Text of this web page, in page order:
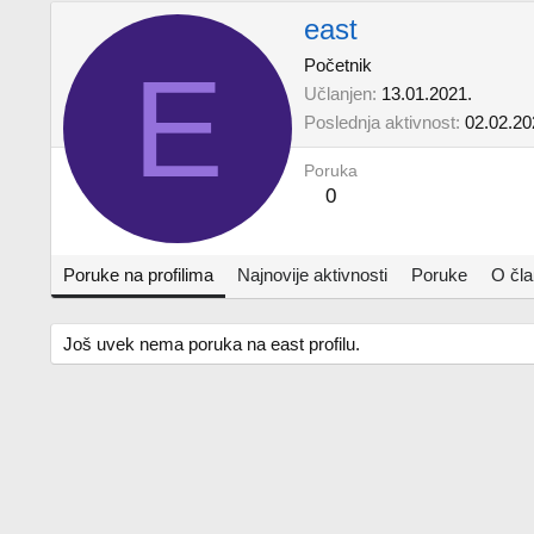
E
east
Početnik
Učlanjen 13.01.2021.
Poslednja aktivnost
Poruka
0
Poruke na profilima Najnovije aktivnosti Poruke O
Još uvek nema poruka na east profilu.